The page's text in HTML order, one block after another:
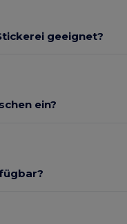
geeignet?
ein?